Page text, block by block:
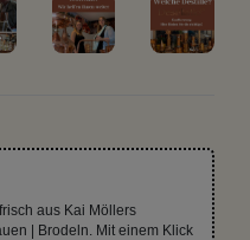
aus Kai Möllers
| Brodeln. Mit einem Klick